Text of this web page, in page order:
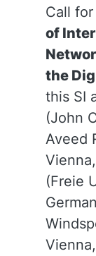
Call for
of
the
this SI
(John
Aveed
(Freie